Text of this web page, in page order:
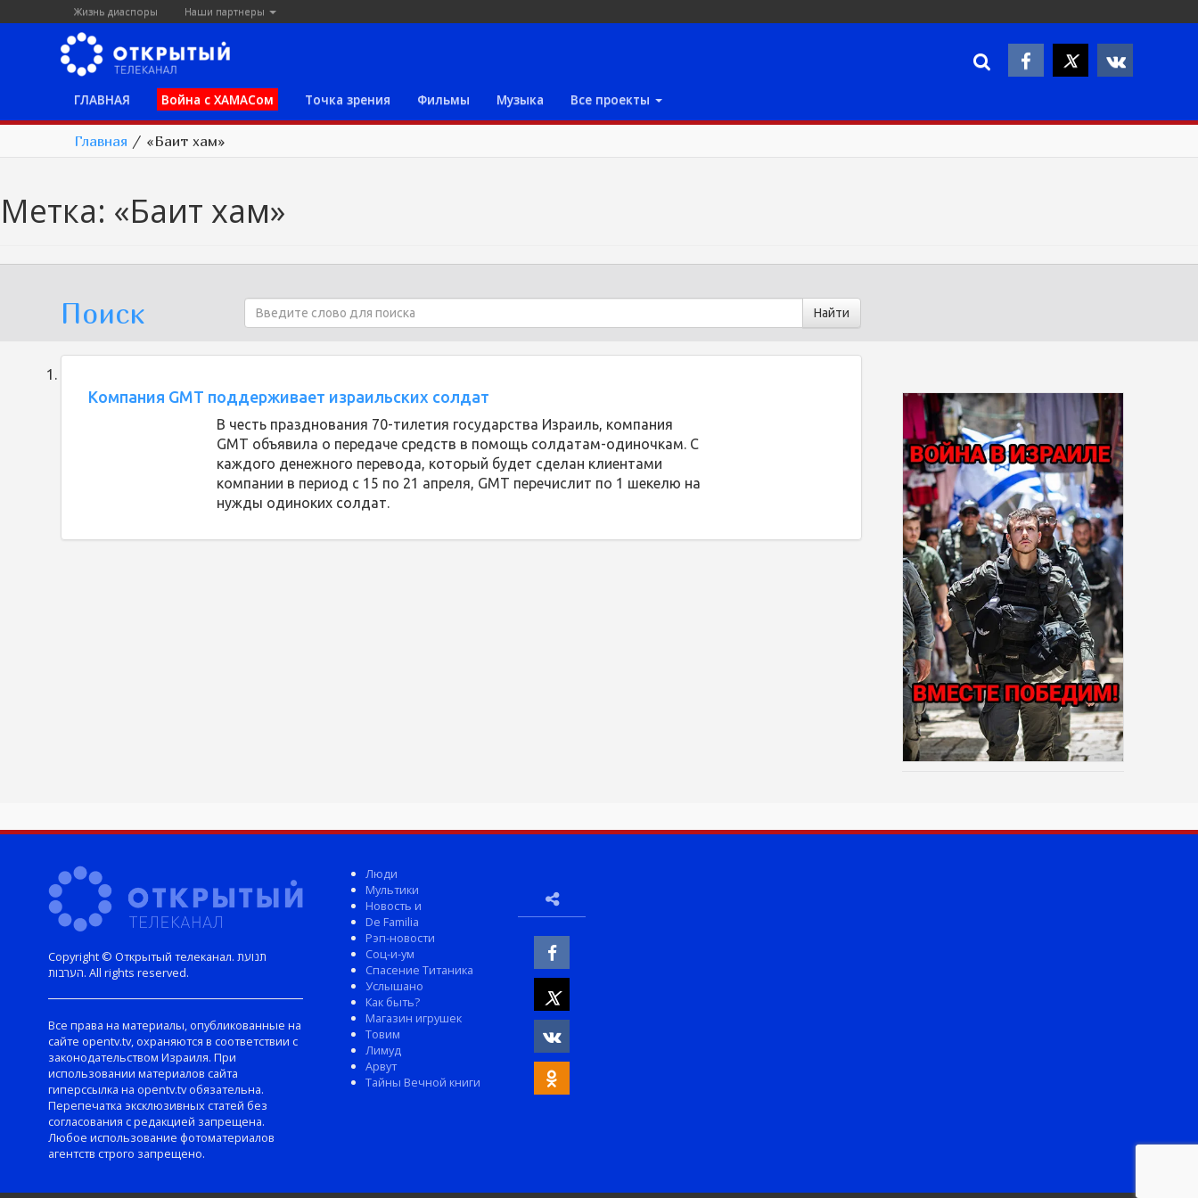
Жизнь диаспоры Наши партнеры
ГЛАВНАЯ Война с ХАМАСом Точка зрения Фильмы Музыка Все проекты
Главная / «Баит хам»
Метка: «Баит хам»
Поиск
Компания GMT поддерживает израильских солдат
В честь празднования 70-тилетия государства Израиль, компания
GMT объявила о передаче средств в помощь солдатам-одиночкам. С
каждого денежного перевода, который будет сделан клиентами
компании в период с 15 по 21 апреля, GMT перечислит по 1 шекелю на
нужды одиноких солдат.
Copyright © Открытый телеканал. תנועת
הערבות. All rights reserved.
Все права на материалы, опубликованные на
сайте opentv.tv, охраняются в соответствии с
законодательством Израиля. При
использовании материалов сайта
гиперссылка на opentv.tv обязательна.
Перепечатка эксклюзивных статей без
согласования с редакцией запрещена.
Любое использование фотоматериалов
агентств строго запрещено.
Люди
Мультики
Новость и
De Familia
Рэп-новости
Соц-и-ум
Спасение Титаника
Услышано
Как быть?
Магазин игрушек
Товим
Лимуд
Арвут
Тайны Вечной книги